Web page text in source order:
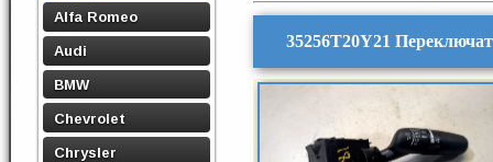
Alfa Romeo
Audi
BMW
Chevrolet
Chrysler
35256T20Y21